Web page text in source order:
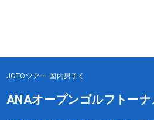
JGTOツアー 国内男子
ANAオープンゴルフトーナ